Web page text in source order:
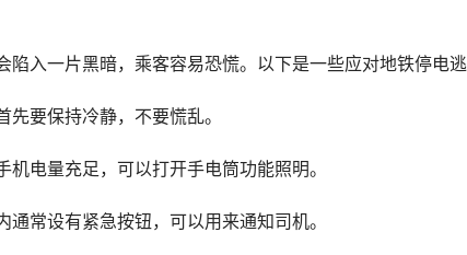
陷入一片黑暗，乘客容易恐慌。以下是一些应对地铁停电逃
要保持冷静，不要慌乱。
机电量充足，可以打开手电筒功能照明。
通常设有紧急按钮，可以用来通知司机。